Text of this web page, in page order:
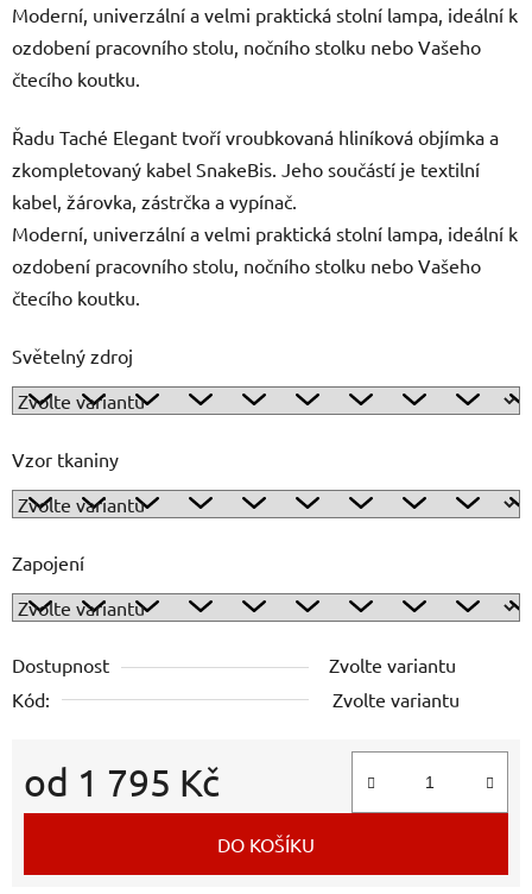
Moderní, univerzální a velmi praktická stolní lampa, ideální k
ozdobení pracovního stolu, nočního stolku nebo Vašeho
čtecího koutku.
Řadu Taché Elegant tvoří vroubkovaná hliníková objímka a
zkompletovaný kabel SnakeBis. Jeho součástí je textilní
kabel, žárovka, zástrčka a vypínač.
Moderní, univerzální a velmi praktická stolní lampa, ideální k
ozdobení pracovního stolu, nočního stolku nebo Vašeho
čtecího koutku.
Světelný zdroj
Vzor tkaniny
Zapojení
Dostupnost
Zvolte variantu
Kód:
Zvolte variantu
od 1 795 Kč
Měrná cena:
DO KOŠÍKU